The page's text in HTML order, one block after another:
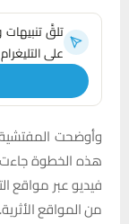
تلقَّ
على التليغرام
وأوضحت المفتشية
هذه الخطوة
فيديو عبر مواقع
من المواقع الأثرية.